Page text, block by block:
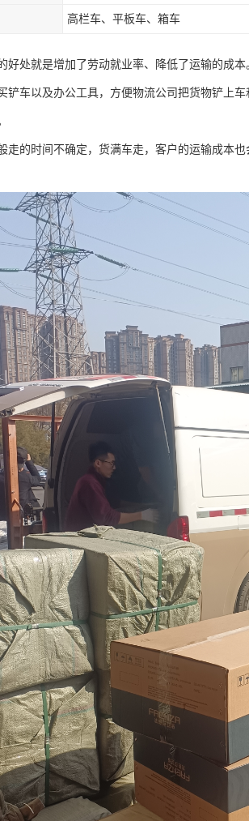
高栏车、平板车、箱车
好处就是增加了劳动就业率、降低了运输的成
铲车以及办公工具，方便物流公司把货物铲上
走的时间不确定，货满车走，客户的运输成本